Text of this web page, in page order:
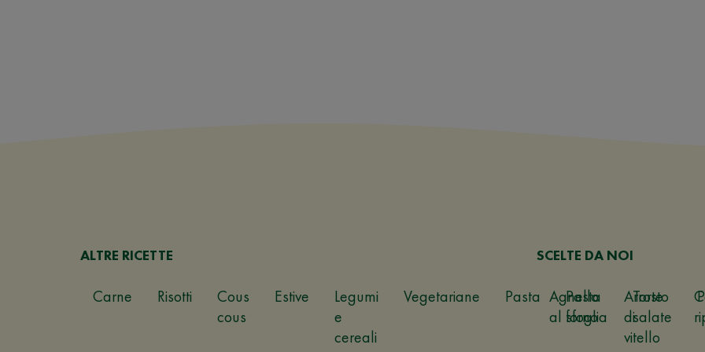
ALTRE RICETTE
Carne Risotti
Cous
cous
Estive
Legumi
e
cereali
Vegetariane Pasta
Pasta
sfoglia
Torte
salate
SCELTE DA NOI
Agnello
al forno
Arrosto
di
vitello